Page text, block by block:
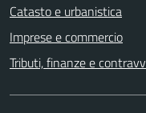
Catasto e urbanistica
Imprese e commercio
Tributi, finanze e